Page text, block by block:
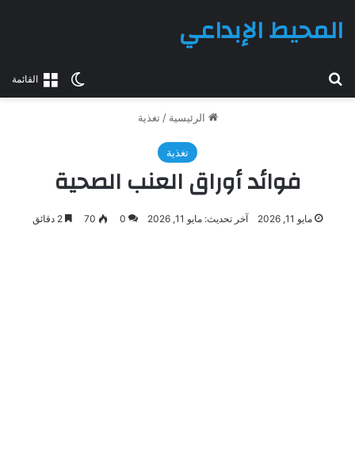
القائمةالوضع
المحيط الإبداعي
الرئيسية / تغذية
تغذية
فوائد أوراق العنب الصحية
مايو 11, 2026 آخر تحديث: مايو 11, 2026 0
70